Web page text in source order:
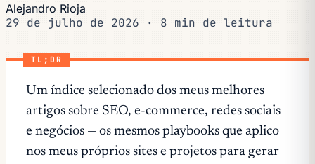
Alejandro Rioja
29 de julho de 2026 · 8 min de leitura
TL;DR
Um índice selecionado dos meus melhores
artigos sobre SEO, e-commerce, redes sociais
e negócios — os mesmos playbooks que aplico
nos meus próprios sites e projetos para gerar